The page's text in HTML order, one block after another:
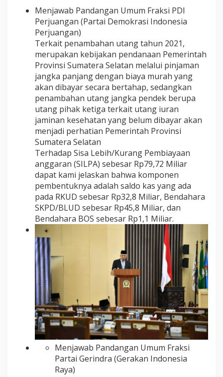
Menjawab Pandangan Umum Fraksi PDI
Perjuangan (Partai Demokrasi Indonesia
Perjuangan)
Terkait penambahan utang tahun 2021,
merupakan kebijakan pendanaan Pemerintah
Provinsi Sumatera Selatan melalui pinjaman
jangka panjang dengan biaya murah yang
akan dibayar secara bertahap, sedangkan
penambahan utang jangka pendek berupa
utang pihak ketiga terkait utang iuran
jaminan kesehatan yang belum dibayar akan
menjadi perhatian Pemerintah Provinsi
Sumatera Selatan
Terhadap Sisa Lebih/Kurang Pembiayaan
anggaran (SILPA) sebesar Rp79,72 Miliar
dapat kami jelaskan bahwa komponen
pembentuknya adalah saldo kas yang ada
pada RKUD sebesar Rp32,8 Miliar, Bendahara
SKPD/BLUD sebesar Rp45,8 Miliar, dan
Bendahara BOS sebesar Rp1,1 Miliar.
Menjawab Pandangan Umum Fraksi
Partai Gerindra (Gerakan Indonesia
Raya)